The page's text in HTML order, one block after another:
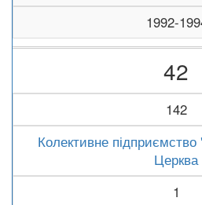
1992-
42
142
Колективне
Церква
1